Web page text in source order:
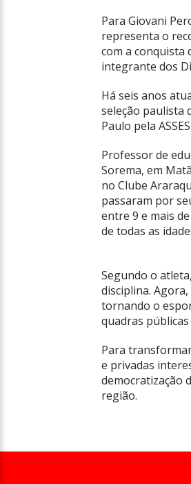
Para Giovani
representa o
com a conquista
integrante dos
Há seis anos
seleção paulista
Paulo pela
Professor de
Sorema, em
no Clube
passaram por
entre 9 e mais
de todas as
Segundo o
disciplina.
tornando o
quadras
Para
e privadas
democratização
região.